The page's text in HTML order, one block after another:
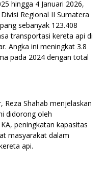
hingga 4 Januari 2026,
Regional II Sumatera
sebanyak 123.408
transportasi kereta api di
Angka ini meningkat 3.8
pada 2024 dengan total
Reza Shahab menjelaskan
didorong oleh
peningkatan kapasitas
masyarakat dalam
api.